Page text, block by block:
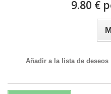
9.80 €
Añadir a la lista de deseos